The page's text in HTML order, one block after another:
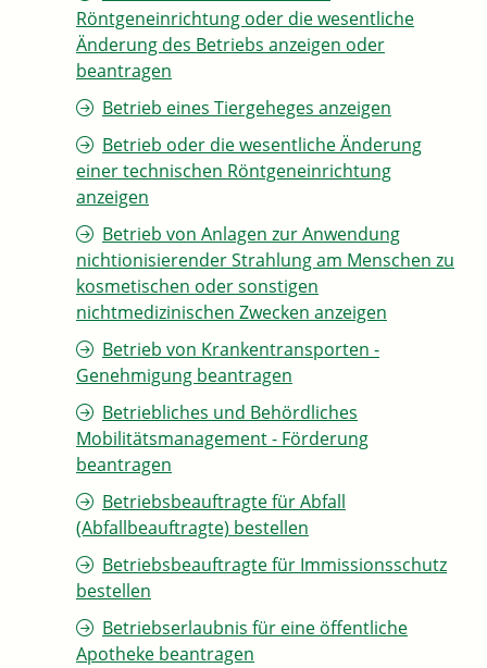
Röntgeneinrichtung oder die wesentliche
Änderung des Betriebs anzeigen oder
beantragen
Betrieb eines Tiergeheges anzeigen
Betrieb oder die wesentliche Änderung
einer technischen Röntgeneinrichtung
anzeigen
Betrieb von Anlagen zur Anwendung
nichtionisierender Strahlung am Menschen zu
kosmetischen oder sonstigen
nichtmedizinischen Zwecken anzeigen
Betrieb von Krankentransporten -
Genehmigung beantragen
Betriebliches und Behördliches
Mobilitätsmanagement - Förderung
beantragen
Betriebsbeauftragte für Abfall
(Abfallbeauftragte) bestellen
Betriebsbeauftragte für Immissionsschutz
bestellen
Betriebserlaubnis für eine öffentliche
Apotheke beantragen